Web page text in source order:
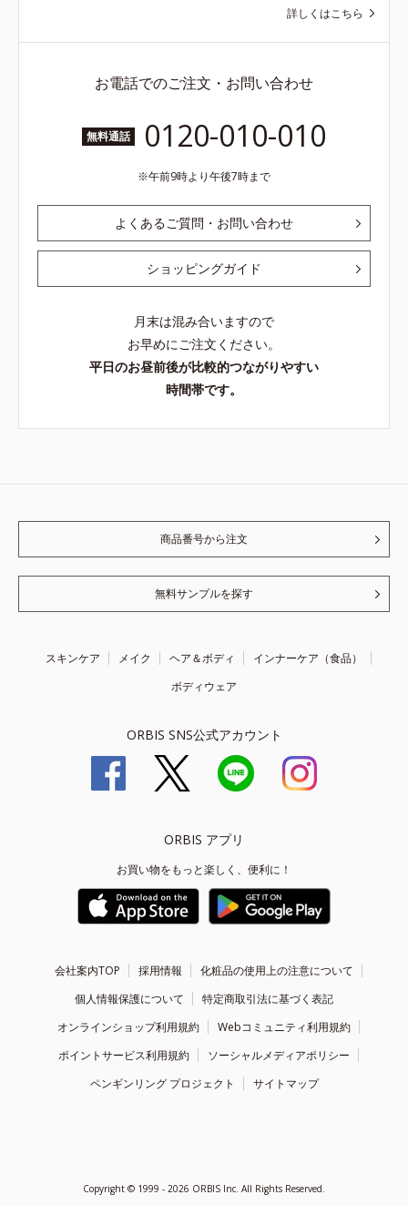
詳しくはこちら
お電話でのご注文・お問い合わせ
無料通話 0120-010-010
午前9時より午後7時まで
よくあるご質問・お問い合わせ
ショッピングガイド
月末は混み合いますので
お早めにご注文ください。
平日のお昼前後が比較的つながりやすい
時間帯です。
商品番号から注文
無料サンプルを探す
スキンケア メイク ヘア＆ボディ
インナーケア（食品）
ボディウェア
ORBIS SNS公式アカウント
ORBIS アプリ
お買い物をもっと楽しく、便利に！
会社案内TOP 採用情報
化粧品の使用上の注意について
個人情報保護について
特定商取引法に基づく表記
オンラインショップ利用規約
Webコミュニティ利用規約
ポイントサービス利用規約
ソーシャルメディアポリシー
ペンギンリング プロジェクト
サイトマップ
Copyright © 1999 - 2026 ORBIS Inc. All Rights Reserved.